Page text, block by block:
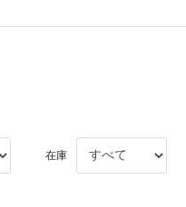
在庫